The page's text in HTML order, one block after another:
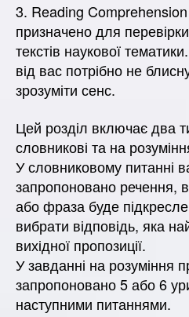
3. Reading
призначено для
текстів наукової
від вас потрібно не
зрозуміти сенс.
Цей розділ включає два
словникові та на
У словниковому питанні
запропоновано речення,
або фраза буде
вибрати відповідь, яка
вихідної пропозиції.
У завданні на розуміння
запропоновано 5 або 6
наступними питаннями.